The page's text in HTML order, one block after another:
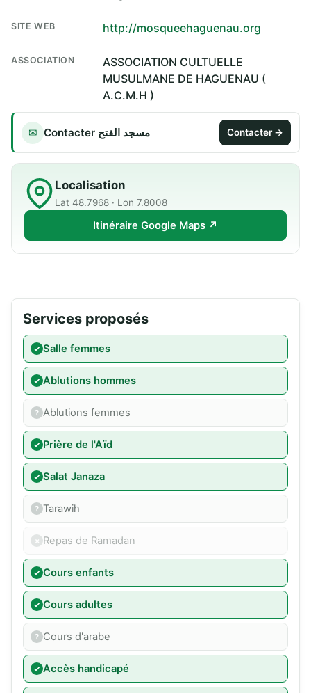
SITE WEB http://mosqueehaguenau.org
ASSOCIATION
ASSOCIATION CULTUELLE
MUSULMANE DE HAGUENAU (
A.C.M.H )
✉ Contacter مسجد الفتح Contacter →
Localisation
Lat 48.7968 · Lon 7.8008
Itinéraire Google Maps ↗
Services proposés
Salle femmes
Ablutions hommes
Ablutions femmes
Prière de l'Aïd
Salat Janaza
Tarawih
Repas de Ramadan
Cours enfants
Cours adultes
Cours d'arabe
Accès handicapé